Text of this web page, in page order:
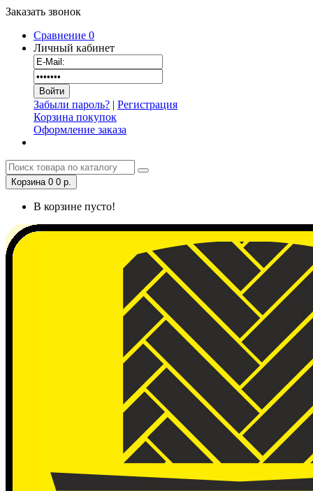
Заказать звонок
Сравнение 0
Личный кабинет
Забыли пароль? | Регистрация
Корзина покупок
Оформление заказа
Корзина 0 0 р.
В корзине пусто!